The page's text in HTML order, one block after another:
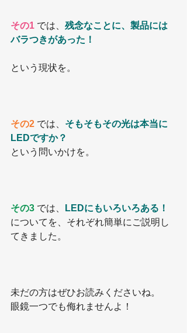
その1 では、 残念なことに、製品には
バラつきがあった！
という現状を。
その2 では、 そもそもその光は本当に
LEDですか？
という問いかけを。
その3 では、
LEDにもいろいろある！
についてを、それぞれ簡単にご説明し
てきました。
未だの方はぜひお読みくださいね。
眼鏡一つでも侮れませんよ！